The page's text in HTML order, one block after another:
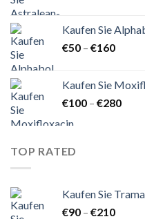
€140
Kaufen Sie
€50 – €160
€160
Kaufen Sie
€100 – €280
TOP RATED
Kaufen Sie
€90 – €210